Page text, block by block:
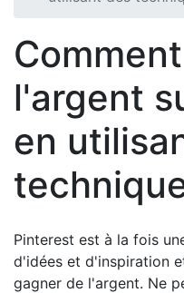
l'argent
en
Pinterest est à la fois
d'idées et d'inspiration
gagner de l'argent. Ne